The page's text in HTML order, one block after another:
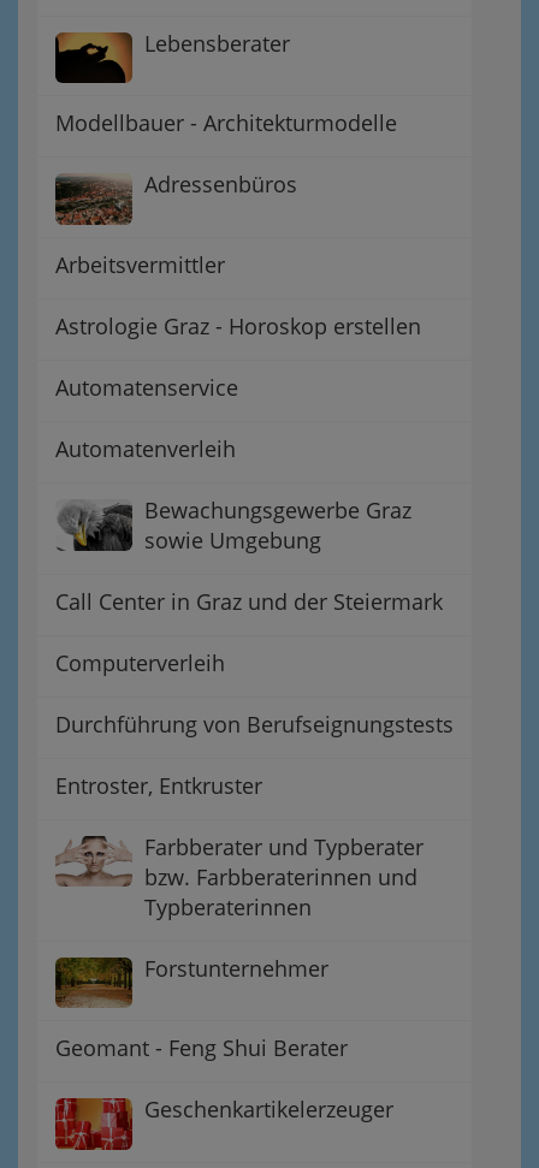
Lebensberater
Modellbauer - Architekturmodelle
Adressenbüros
Arbeitsvermittler
Astrologie Graz - Horoskop erstellen
Automatenservice
Automatenverleih
Bewachungsgewerbe Graz
sowie Umgebung
Call Center in Graz und der Steiermark
Computerverleih
Durchführung von Berufseignungstests
Entroster, Entkruster
Farbberater und Typberater
bzw. Farbberaterinnen und
Typberaterinnen
Forstunternehmer
Geomant - Feng Shui Berater
Geschenkartikelerzeuger